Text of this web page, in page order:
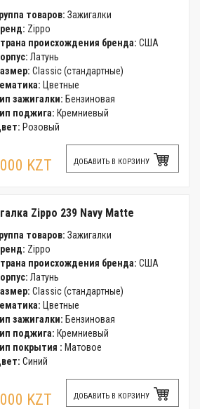
товаров: Зажигалки
Zippo
происхождения бренда: США
Латунь
Classic (стандартные)
Цветные
зажигалки: Бензиновая
поджига: Кремниевый
Розовый
KZT ДОБАВИТЬ В КОРЗИНУ
Zippo 239 Navy Matte
товаров: Зажигалки
Zippo
происхождения бренда: США
Латунь
Classic (стандартные)
Цветные
зажигалки: Бензиновая
поджига: Кремниевый
покрытия : Матовое
Синий
KZT ДОБАВИТЬ В КОРЗИНУ